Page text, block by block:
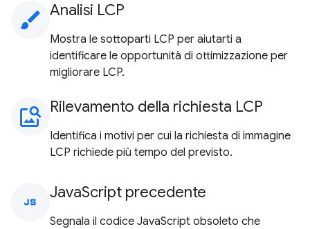
brush Analisi LCP
Mostra le sottoparti LCP per aiutarti a
identificare le opportunità di ottimizzazione per
migliorare LCP.
image_search Rilevamento della richiesta LCP
Identifica i motivi per cui la richiesta di immagine
LCP richiede più tempo del previsto.
javascript JavaScript precedente
Segnala il codice JavaScript obsoleto che